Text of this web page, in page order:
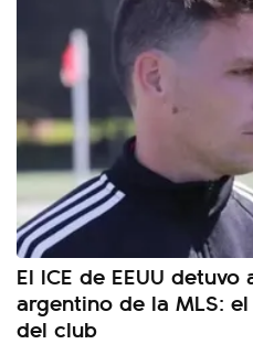
El ICE de EEUU
argentino de la MLS:
del club